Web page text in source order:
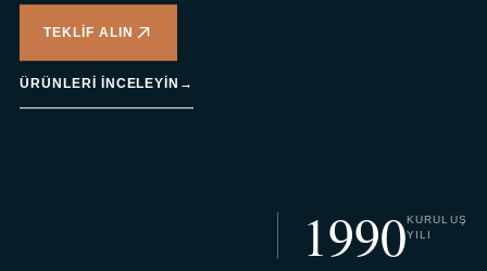
TEKLIF ALIN
ÜRÜNLERI INCELEYIN →
1990KURULUŞ
YILI